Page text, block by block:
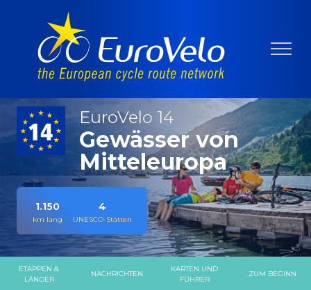
EuroVelo 14
Gewässer von
Mitteleuropa
1.150
km lang
4
UNESCO-Stätten
ETAPPEN &
LÄNDER
NACHRICHTEN
KARTEN UND
FÜHRER
ZUM BEGINN